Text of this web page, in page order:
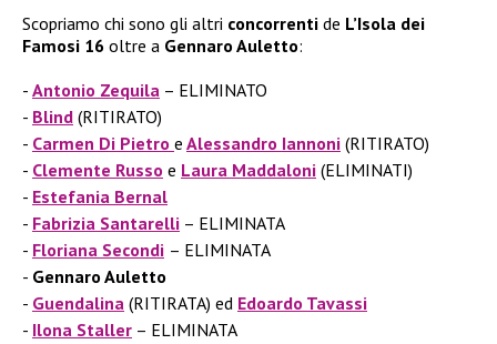
Scopriamo chi sono gli altri concorrenti de L’Isola dei
Famosi 16 oltre a Gennaro Auletto:
Antonio Zequila – ELIMINATO
Blind (RITIRATO)
Carmen Di Pietro e Alessandro Iannoni (RITIRATO)
Clemente Russo e Laura Maddaloni (ELIMINATI)
Estefania Bernal
Fabrizia Santarelli – ELIMINATA
Floriana Secondi – ELIMINATA
Gennaro Auletto
Guendalina (RITIRATA) ed Edoardo Tavassi
Ilona Staller – ELIMINATA